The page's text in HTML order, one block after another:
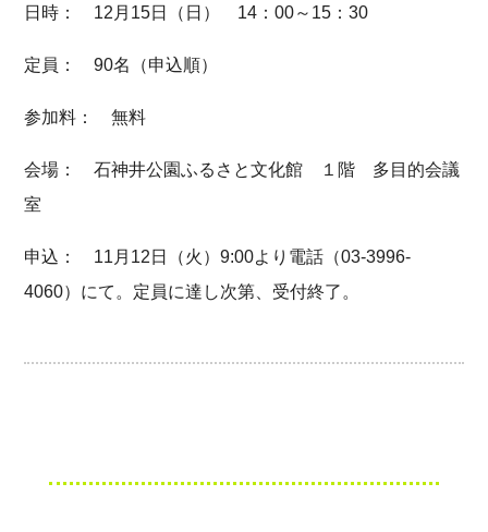
日時： 12月15日（日） 14：00～15：30
定員： 90名（申込順）
参加料： 無料
会場： 石神井公園ふるさと文化館 １階 多目的会議
室
申込： 11月12日（火）9:00より電話（03-3996-
4060）にて。定員に達し次第、受付終了。